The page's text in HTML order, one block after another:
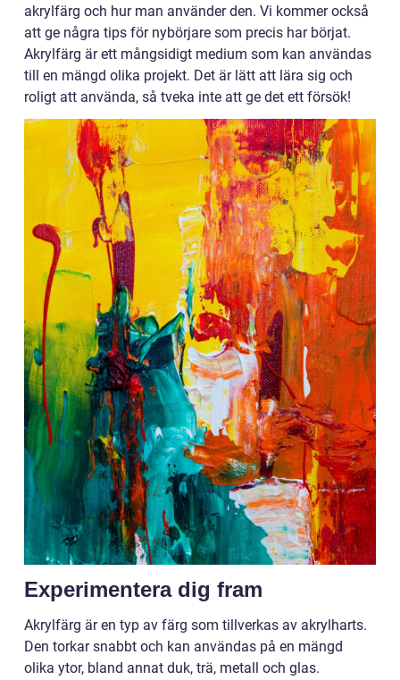
akrylfärg och hur man använder den. Vi kommer också
att ge några tips för nybörjare som precis har börjat.
Akrylfärg är ett mångsidigt medium som kan användas
till en mängd olika projekt. Det är lätt att lära sig och
roligt att använda, så tveka inte att ge det ett försök!
Experimentera dig fram
Akrylfärg är en typ av färg som tillverkas av akrylharts.
Den torkar snabbt och kan användas på en mängd
olika ytor, bland annat duk, trä, metall och glas.